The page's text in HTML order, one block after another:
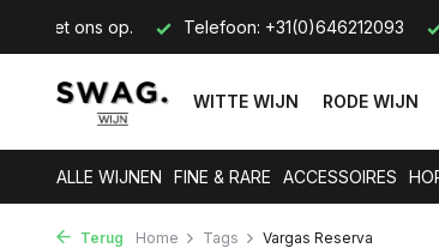
met ons op. Telefoon: +31(0)646212093
WITTE WIJN RODE WIJN
ALLE WIJNEN FINE & RARE ACCESSOIRES
Terug Home Tags Vargas Reserva